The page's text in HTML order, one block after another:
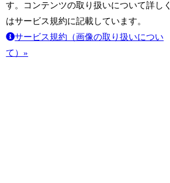
す。コンテンツの取り扱いについて詳しく
はサービス規約に記載しています。
サービス規約（画像の取り扱いについ
て）»